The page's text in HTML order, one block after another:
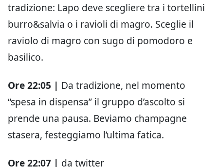
tradizione: Lapo deve scegliere tra i tortellini
burro&salvia o i ravioli di magro. Sceglie il
raviolo di magro con sugo di pomodoro e
basilico.
Ore 22:05 | Da tradizione, nel momento
“spesa in dispensa” il gruppo d’ascolto si
prende una pausa. Beviamo champagne
stasera, festeggiamo l’ultima fatica.
Ore 22:07 | da twitter